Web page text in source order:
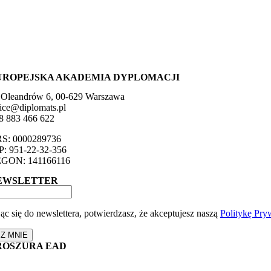
AKADEMIA DYPLOMACJI
6, 00-629 Warszawa
883 466 622
0000289736
951-22-32-356
141166116
się do newslettera, potwierdzasz, że akceptujesz naszą Politykę
MNIE
EAD